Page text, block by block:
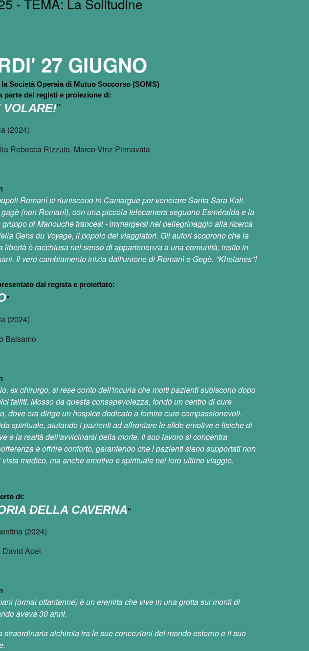
27 GIUGNO
la Società Operaia di Mutuo Soccorso (SOMS)
parte dei registi e proiezione d i:
VOLARE!"
(2024)
Rebecca Rizzuto, Marco Vinz Pinnavaia
Romanì si riuniscono in Camargue per venerare Santa Sara Kali.
(non Romanì), con una piccola telecamera seguono Esméralda e la
di Manouche francesi - immergersi nel pellegrinaggio alla ricerca
Gens du Voyage, il popolo dei viaggiatori. Gli autori scoprono che la
libertà è racchiusa nel senso di appartenenza a una comunità, insito in
Il vero cambiamento inizia dall'unione di Romanì e Gegè. "Khetanes"!
dal regista e proiettato:
"
(2024)
Balsamo
ex chirurgo, si rese conto dell'incuria che molti pazienti subiscono dopo
falliti. Mosso da questa consapevolezza, fondò un centro di cure
dove ora dirige un hospice dedicato a fornire cure compassionevoli.
spirituale, aiutando i pazienti ad affrontare le sfide emotive e fisiche di
e la realtà dell'avvicinarsi della morte. Il suo lavoro si concentra
e offrire conforto, garantendo che i pazienti siano supportati non
medico, ma anche emotivo e spirituale nel loro ultimo viaggio.
di:
DELLA CAVERNA"
(2024)
David Apel
(ormai ottantenne) è un eremita che vive in una grotta sui monti di
aveva 30 anni.
straordinaria alchimia tra le sue concezioni del mondo esterno e il suo